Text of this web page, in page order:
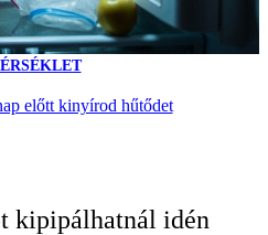
előtt kinyírod hűtődet
kipipálhatnál idén